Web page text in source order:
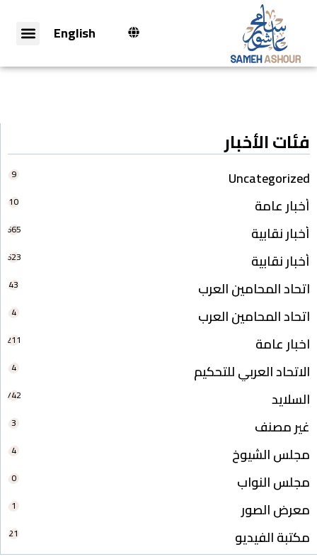
English
فئات الأخبار
Uncategorized
9
أخبار عامة 10
أخبار نقابية 665
أخبار نقابية 623
اتحاد المحامين العرب 43
اتحاد المحامين العرب 4
اخبار عامة 211
الاتحاد العربي للتحكيم 4
السلايد 742
غير مصنف 3
مجلس الشيوخ 4
مجلس النواب 0
معرض الصور 1
مكتبة الفيديو 21